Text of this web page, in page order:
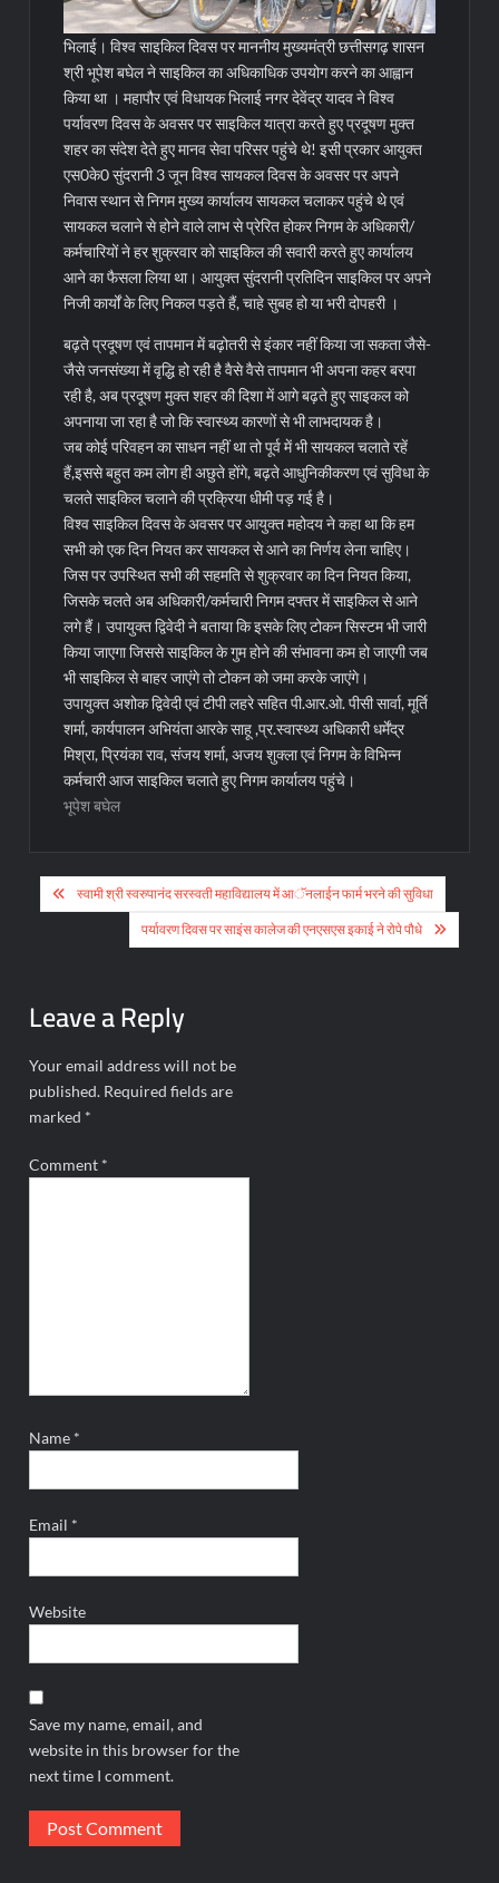
भिलाई। विश्व साइकिल दिवस पर माननीय मुख्यमंत्री छत्तीसगढ़ शासन
श्री भूपेश बघेल ने साइकिल का अधिकाधिक उपयोग करने का आह्वान
किया था । महापौर एवं विधायक भिलाई नगर देवेंद्र यादव ने विश्व
पर्यावरण दिवस के अवसर पर साइकिल यात्रा करते हुए प्रदूषण मुक्त
शहर का संदेश देते हुए मानव सेवा परिसर पहुंचे थे! इसी प्रकार आयुक्त
एस0के0 सुंदरानी 3 जून विश्व सायकल दिवस के अवसर पर अपने
निवास स्थान से निगम मुख्य कार्यालय सायकल चलाकर पहुंचे थे एवं
सायकल चलाने से होने वाले लाभ से प्रेरित होकर निगम के अधिकारी/
कर्मचारियों ने हर शुक्रवार को साइकिल की सवारी करते हुए कार्यालय
आने का फैसला लिया था। आयुक्त सुंदरानी प्रतिदिन साइकिल पर अपने
निजी कार्यों के लिए निकल पड़ते हैं, चाहे सुबह हो या भरी दोपहरी ।
बढ़ते प्रदूषण एवं तापमान में बढ़ोतरी से इंकार नहीं किया जा सकता जैसे-
जैसे जनसंख्या में वृद्धि हो रही है वैसे वैसे तापमान भी अपना कहर बरपा
रही है, अब प्रदूषण मुक्त शहर की दिशा में आगे बढ़ते हुए साइकल को
अपनाया जा रहा है जो कि स्वास्थ्य कारणों से भी लाभदायक है।
जब कोई परिवहन का साधन नहीं था तो पूर्व में भी सायकल चलाते रहें
हैं,इससे बहुत कम लोग ही अछुते होंगे, बढ़ते आधुनिकीकरण एवं सुविधा के
चलते साइकिल चलाने की प्रक्रिया धीमी पड़ गई है।
विश्व साइकिल दिवस के अवसर पर आयुक्त महोदय ने कहा था कि हम
सभी को एक दिन नियत कर सायकल से आने का निर्णय लेना चाहिए।
जिस पर उपस्थित सभी की सहमति से शुक्रवार का दिन नियत किया,
जिसके चलते अब अधिकारी/कर्मचारी निगम दफ्तर में साइकिल से आने
लगे हैं। उपायुक्त द्विवेदी ने बताया कि इसके लिए टोकन सिस्टम भी जारी
किया जाएगा जिससे साइकिल के गुम होने की संभावना कम हो जाएगी जब
भी साइकिल से बाहर जाएंगे तो टोकन को जमा करके जाएंगे।
उपायुक्त अशोक द्विवेदी एवं टीपी लहरे सहित पी.आर.ओ. पीसी सार्वा, मूर्ति
शर्मा, कार्यपालन अभियंता आरके साहू ,प्र.स्वास्थ्य अधिकारी धर्मेंद्र
मिश्रा, प्रियंका राव, संजय शर्मा, अजय शुक्ला एवं निगम के विभिन्न
कर्मचारी आज साइकिल चलाते हुए निगम कार्यालय पहुंचे।
भूपेश बघेल
Post
navigation
स्वामी श्री स्वरुपानंद सरस्वती महाविद्यालय में आॅनलाईन फार्म भरने की सुविधा
पर्यावरण दिवस पर साइंस कालेज की एनएसएस इकाई ने रोपे पौधे
Leave a Reply
Your email address will not be
published. Required fields are
marked *
Comment *
Name *
Email *
Website
Save my name, email, and
website in this browser for the
next time I comment.